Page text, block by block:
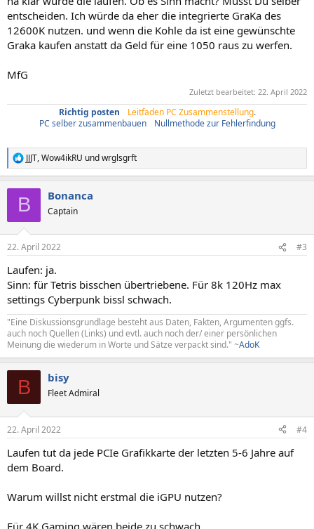
entscheiden. Ich würde da eher die integrierte GraKa des
12600K nutzen. und wenn die Kohle da ist eine gewünschte
Graka kaufen anstatt da Geld für eine 1050 raus zu werfen.
MfG
Zuletzt bearbeitet: 22. April 2022
Richtig posten Leitfaden PC Zusammenstellung.
PC selber zusammenbauen
Nullmethode zur Fehlerfindung
R
e
e
:
JJJT,Wow4ikRU undwrglsgrft
B Bonanca
Captain
22. April 2022 #3
Laufen: ja.
Sinn: für Tetris bisschen übertriebene. Für 8k 120Hz max
settings Cyberpunk bissl schwach.
"Eine Diskussionsgrundlage besteht aus Daten, Fakten, Argumenten ggfs.
auch noch Quellen (Links) und evtl. auch noch der/ einer persönlichen
Meinung die wiederum in Worte und Sätze verpackt sind." ~AdoK
B bisy
Fleet Admiral
22. April 2022 #4
Laufen tut da jede PCIe Grafikkarte der letzten 5-6 Jahre auf
dem Board.
Warum willst nicht erstmal die iGPU nutzen?
Für 4K Gaming wären beide zu schwach.